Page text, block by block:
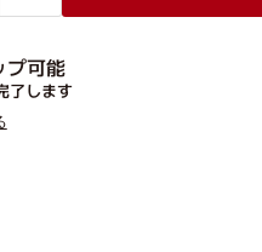
プ可能
了します